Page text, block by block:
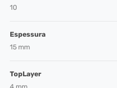
10
Espessura
15 mm
TopLayer